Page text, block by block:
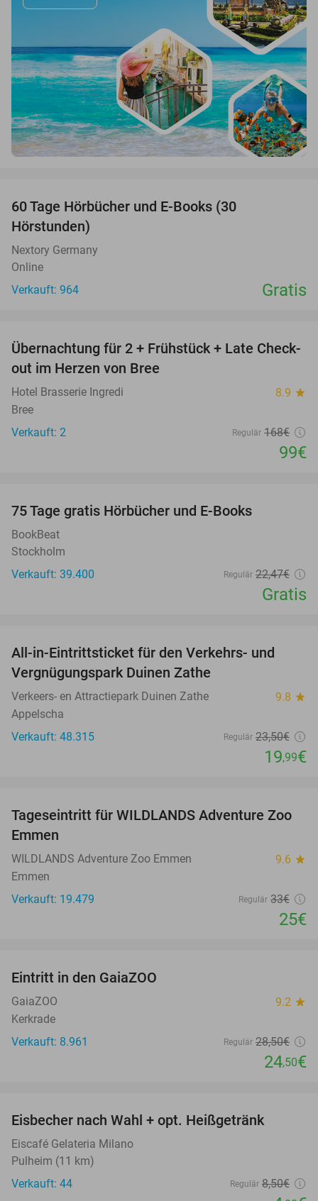
60 Tage Hörbücher und E-Books (30
Hörstunden)
Nextory Germany
Online
Verkauft: 964
Gratis
41%
TODAY
Übernachtung für 2 + Frühstück + Late Check-
out im Herzen von Bree
Hotel Brasserie Ingredi 8.9 star
Bree
Verkauft: 2
Regulär 168€
99€
75 Tage gratis Hörbücher und E-Books
BookBeat
Stockholm
Verkauft: 39.400
Regulär 22,47€
Gratis
All-in-Eintrittsticket für den Verkehrs- und
Vergnügungspark Duinen Zathe
Verkeers- en Attractiepark Duinen Zathe 9.8 star
Appelscha
Verkauft: 48.315
Regulär 23,50€
19,99€
24%
Tageseintritt für WILDLANDS Adventure Zoo
Emmen
WILDLANDS Adventure Zoo Emmen 9.6 star
Emmen
Verkauft: 19.479
Regulär 33€
25€
Eintritt in den GaiaZOO
GaiaZOO 9.2 star
Kerkrade
Verkauft: 8.961
Regulär 28,50€
24,50€
Eisbecher nach Wahl + opt. Heißgetränk
Eiscafé Gelateria Milano
Pulheim (11 km)
Verkauft: 44
Regulär 8,50€